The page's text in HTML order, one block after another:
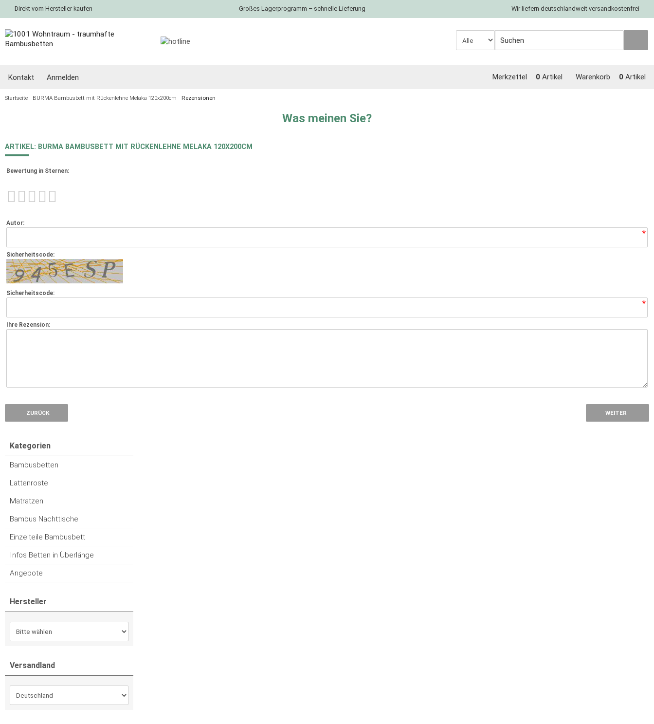
Direkt vom Hersteller kaufen Großes Lagerprogramm – schnelle Lieferung Wir liefern deutschlandweit versandkostenfrei
Kontakt Anmelden Warenkorb 0 Artikel
Merkzettel 0 Artikel
Startseite BURMA Bambusbett mit Rückenlehne Melaka 120x200cm Rezensionen
Was meinen Sie?
ARTIKEL: BURMA BAMBUSBETT MIT RÜCKENLEHNE MELAKA 120X200CM
Bewertung in Sternen:
Autor:
*
Sicherheitscode:
Sicherheitscode:
*
Ihre Rezension:
WEITER
ZURÜCK
Kategorien
Bambusbetten
Lattenroste
Matratzen
Bambus Nachttische
Einzelteile Bambusbett
Infos Betten in Überlänge
Angebote
Hersteller
Versandland